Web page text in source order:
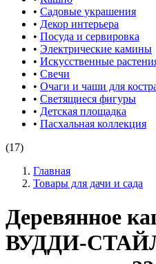
• Садовые украшения
• Декор интерьера
• Посуда и сервировка
• Электрические камины
• Искусственные
• Свечи
• Очаги и чаши для
• Светящиеся фигуры
• Детская площадка
• Пасхальная коллекция
(17)
Главная
Товары для дачи и сада
Деревянное
ВУДДИ-